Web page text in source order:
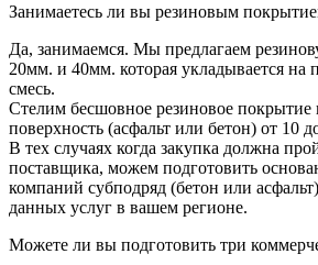
Занимаетесь ли вы резиновым
Да, занимаемся. Мы предлагаем
20мм. и 40мм. которая укладывается на
смесь.
Стелим бесшовное резиновое
поверхность (асфальт или бетон) от 10
В тех случаях когда закупка должна
поставщика, можем подготовить
компаний субподряд (бетон или
данных услуг в вашем регионе.
Можете ли вы подготовить три